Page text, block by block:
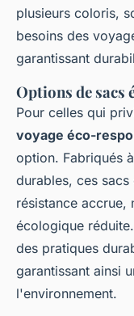
plusieurs coloris,
besoins des
garantissant
Options de sacs
Pour celles qui
voyage éco-
option. Fabriqués
durables, ces
résistance accrue,
écologique
des pratiques
garantissant ainsi
l'environnement.